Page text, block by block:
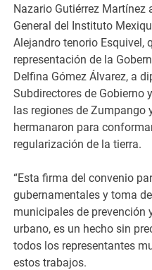
Nazario Gutiérrez Martínez
General del Instituto
Alejandro tenorio Esquivel,
representación de la
Delfina Gómez Álvarez, a
Subdirectores de Gobierno
las regiones de Zumpango
hermanaron para
regularización de la tierra.
“Esta firma del convenio
gubernamentales y toma
municipales de prevención
urbano, es un hecho sin
todos los representantes
estos trabajos.